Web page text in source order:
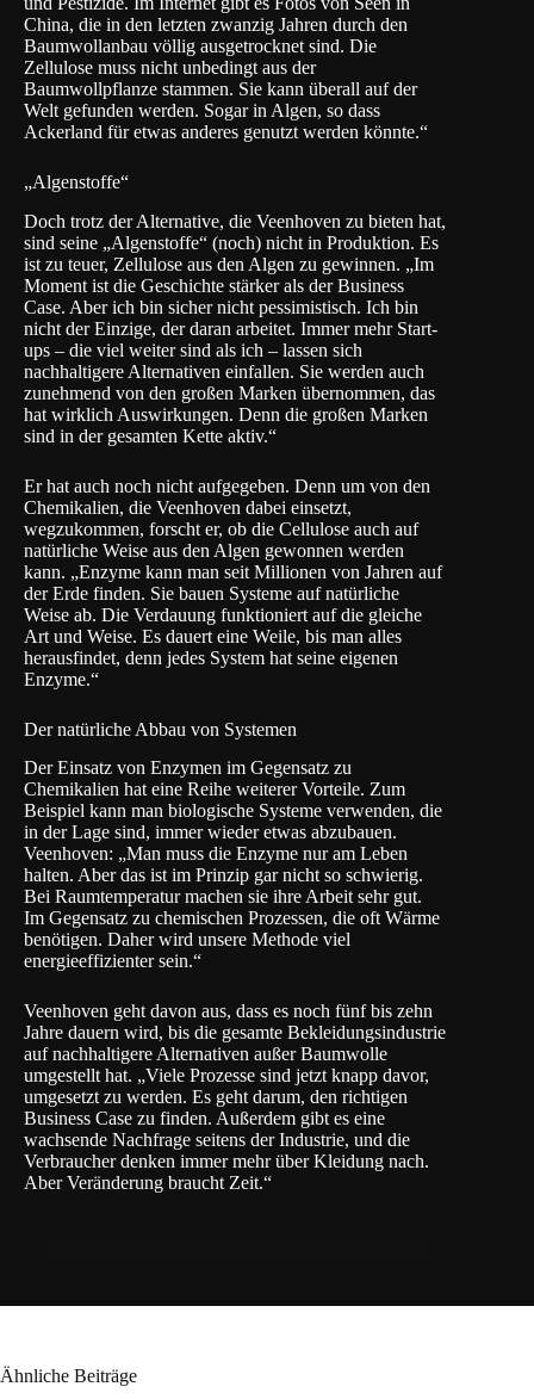
China, die in den letzten zwanzig Jahren durch den
Baumwollanbau völlig ausgetrocknet sind. Die
Zellulose muss nicht unbedingt aus der
Baumwollpflanze stammen. Sie kann überall auf der
Welt gefunden werden. Sogar in Algen, so dass
Ackerland für etwas anderes genutzt werden könnte.“
„Algenstoffe“
Doch trotz der Alternative, die Veenhoven zu bieten hat,
sind seine „Algenstoffe“ (noch) nicht in Produktion. Es
ist zu teuer, Zellulose aus den Algen zu gewinnen. „Im
Moment ist die Geschichte stärker als der Business
Case. Aber ich bin sicher nicht pessimistisch. Ich bin
nicht der Einzige, der daran arbeitet. Immer mehr Start-
ups – die viel weiter sind als ich – lassen sich
nachhaltigere Alternativen einfallen. Sie werden auch
zunehmend von den großen Marken übernommen, das
hat wirklich Auswirkungen. Denn die großen Marken
sind in der gesamten Kette aktiv.“
Er hat auch noch nicht aufgegeben. Denn um von den
Chemikalien, die Veenhoven dabei einsetzt,
wegzukommen, forscht er, ob die Cellulose auch auf
natürliche Weise aus den Algen gewonnen werden
kann. „Enzyme kann man seit Millionen von Jahren auf
der Erde finden. Sie bauen Systeme auf natürliche
Weise ab. Die Verdauung funktioniert auf die gleiche
Art und Weise. Es dauert eine Weile, bis man alles
herausfindet, denn jedes System hat seine eigenen
Enzyme.“
Der natürliche Abbau von Systemen
Der Einsatz von Enzymen im Gegensatz zu
Chemikalien hat eine Reihe weiterer Vorteile. Zum
Beispiel kann man biologische Systeme verwenden, die
in der Lage sind, immer wieder etwas abzubauen.
Veenhoven: „Man muss die Enzyme nur am Leben
halten. Aber das ist im Prinzip gar nicht so schwierig.
Bei Raumtemperatur machen sie ihre Arbeit sehr gut.
Im Gegensatz zu chemischen Prozessen, die oft Wärme
benötigen. Daher wird unsere Methode viel
energieeffizienter sein.“
Veenhoven geht davon aus, dass es noch fünf bis zehn
Jahre dauern wird, bis die gesamte Bekleidungsindustrie
auf nachhaltigere Alternativen außer Baumwolle
umgestellt hat. „Viele Prozesse sind jetzt knapp davor,
umgesetzt zu werden. Es geht darum, den richtigen
Business Case zu finden. Außerdem gibt es eine
wachsende Nachfrage seitens der Industrie, und die
Verbraucher denken immer mehr über Kleidung nach.
Aber Veränderung braucht Zeit.“
Ähnliche Beiträge